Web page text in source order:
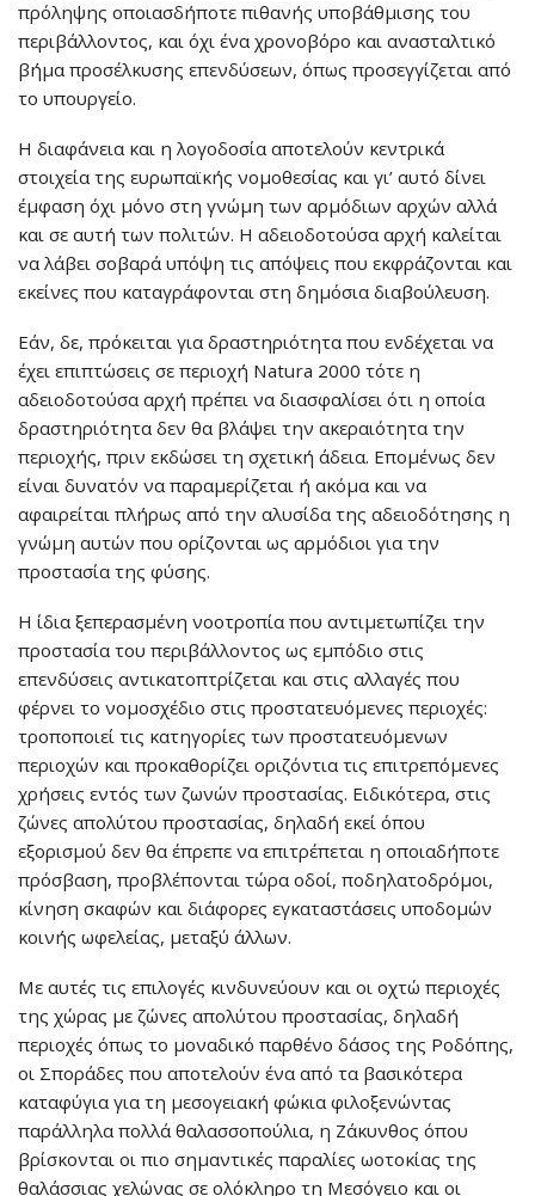
πρόληψης οποιασδήποτε πιθανής υποβάθμισης του
περιβάλλοντος, και όχι ένα χρονοβόρο και ανασταλτικό
βήμα προσέλκυσης επενδύσεων, όπως προσεγγίζεται από
το υπουργείο.
Η διαφάνεια και η λογοδοσία αποτελούν κεντρικά
στοιχεία της ευρωπαϊκής νομοθεσίας και γι’ αυτό δίνει
έμφαση όχι μόνο στη γνώμη των αρμόδιων αρχών αλλά
και σε αυτή των πολιτών. Η αδειοδοτούσα αρχή καλείται
να λάβει σοβαρά υπόψη τις απόψεις που εκφράζονται και
εκείνες που καταγράφονται στη δημόσια διαβούλευση.
Εάν, δε, πρόκειται για δραστηριότητα που ενδέχεται να
έχει επιπτώσεις σε περιοχή Natura 2000 τότε η
αδειοδοτούσα αρχή πρέπει να διασφαλίσει ότι η οποία
δραστηριότητα δεν θα βλάψει την ακεραιότητα την
περιοχής, πριν εκδώσει τη σχετική άδεια. Επομένως δεν
είναι δυνατόν να παραμερίζεται ή ακόμα και να
αφαιρείται πλήρως από την αλυσίδα της αδειοδότησης η
γνώμη αυτών που ορίζονται ως αρμόδιοι για την
προστασία της φύσης.
Η ίδια ξεπερασμένη νοοτροπία που αντιμετωπίζει την
προστασία του περιβάλλοντος ως εμπόδιο στις
επενδύσεις αντικατοπτρίζεται και στις αλλαγές που
φέρνει το νομοσχέδιο στις προστατευόμενες περιοχές:
τροποποιεί τις κατηγορίες των προστατευόμενων
περιοχών και προκαθορίζει οριζόντια τις επιτρεπόμενες
χρήσεις εντός των ζωνών προστασίας. Ειδικότερα, στις
ζώνες απολύτου προστασίας, δηλαδή εκεί όπου
εξορισμού δεν θα έπρεπε να επιτρέπεται η οποιαδήποτε
πρόσβαση, προβλέπονται τώρα οδοί, ποδηλατοδρόμοι,
κίνηση σκαφών και διάφορες εγκαταστάσεις υποδομών
κοινής ωφελείας, μεταξύ άλλων.
Με αυτές τις επιλογές κινδυνεύουν και οι οχτώ περιοχές
της χώρας με ζώνες απολύτου προστασίας, δηλαδή
περιοχές όπως το μοναδικό παρθένο δάσος της Ροδόπης,
οι Σποράδες που αποτελούν ένα από τα βασικότερα
καταφύγια για τη μεσογειακή φώκια φιλοξενώντας
παράλληλα πολλά θαλασσοπούλια, η Ζάκυνθος όπου
βρίσκονται οι πιο σημαντικές παραλίες ωοτοκίας της
θαλάσσιας χελώνας σε ολόκληρο τη Μεσόγειο και οι